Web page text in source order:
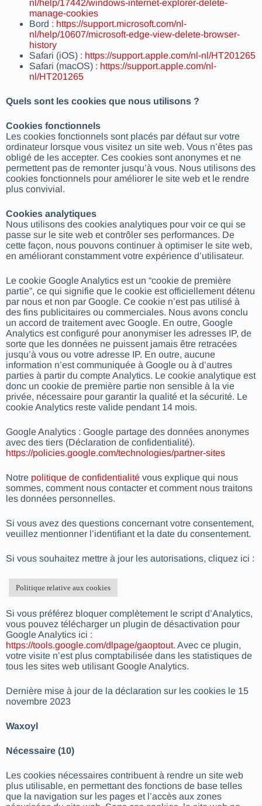
nl/help/17442/windows-internet-explorer-delete-
manage-cookies
Bord : https://support.microsoft.com/nl-
nl/help/10607/microsoft-edge-view-delete-browser-
history
Safari (iOS) : https://support.apple.com/nl-nl/HT201265
Safari (macOS) : https://support.apple.com/nl-
nl/HT201265
Quels sont les cookies que nous utilisons ?
Cookies fonctionnels
Les cookies fonctionnels sont placés par défaut sur votre
ordinateur lorsque vous visitez un site web. Vous n’êtes pas
obligé de les accepter. Ces cookies sont anonymes et ne
permettent pas de remonter jusqu’à vous. Nous utilisons des
cookies fonctionnels pour améliorer le site web et le rendre
plus convivial.
Cookies analytiques
Nous utilisons des cookies analytiques pour voir ce qui se
passe sur le site web et contrôler ses performances. De
cette façon, nous pouvons continuer à optimiser le site web,
en améliorant constamment votre expérience d’utilisateur.
Le cookie Google Analytics est un “cookie de première
partie”, ce qui signifie que le cookie est officiellement détenu
par nous et non par Google. Ce cookie n’est pas utilisé à
des fins publicitaires ou commerciales. Nous avons conclu
un accord de traitement avec Google. En outre, Google
Analytics est configuré pour anonymiser les adresses IP, de
sorte que les données ne puissent jamais être retracées
jusqu’à vous ou votre adresse IP. En outre, aucune
information n’est communiquée à Google ou à d’autres
parties à partir du compte Analytics. Le cookie analytique est
donc un cookie de première partie non sensible à la vie
privée, nécessaire pour garantir la qualité et la sécurité. Le
cookie Analytics reste valide pendant 14 mois.
Google Analytics : Google partage des données anonymes
avec des tiers (Déclaration de confidentialité).
https://policies.google.com/technologies/partner-sites
Notre politique de confidentialité vous explique qui nous
sommes, comment nous contacter et comment nous traitons
les données personnelles.
Si vous avez des questions concernant votre consentement,
veuillez mentionner l’identifiant et la date du consentement.
Si vous souhaitez mettre à jour les autorisations, cliquez ici :
Politique relative aux cookies
Si vous préférez bloquer complètement le script d’Analytics,
vous pouvez télécharger un plugin de désactivation pour
Google Analytics ici :
https://tools.google.com/dlpage/gaoptout. Avec ce plugin,
votre visite n’est plus comptabilisée dans les statistiques de
tous les sites web utilisant Google Analytics.
Dernière mise à jour de la déclaration sur les cookies le 15
novembre 2023
Waxoyl
Nécessaire (10)
Les cookies nécessaires contribuent à rendre un site web
plus utilisable, en permettant des fonctions de base telles
que la navigation sur les pages et l’accès aux zones